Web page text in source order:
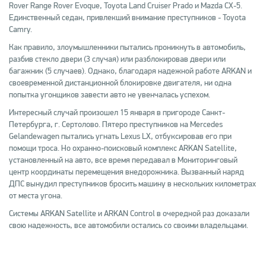
Rover Range Rover Evoque, Toyota Land Cruiser Prado и Mazda CX-5.
Единственный седан, привлекший внимание преступников - Toyota
Camry.
Как правило, злоумышленники пытались проникнуть в автомобиль,
разбив стекло двери (3 случая) или разблокировав двери или
багажник (5 случаев). Однако, благодаря надежной работе ARKAN и
своевременной дистанционной блокировке двигателя, ни одна
попытка угонщиков завести авто не увенчалась успехом.
Интересный случай произошел 15 января в пригороде Санкт-
Петербурга, г. Сертолово. Пятеро преступников на Mercedes
Gelandewagen пытались угнать Lexus LX, отбуксировав его при
помощи троса. Но охранно-поисковый комплекс ARKAN Satellite,
установленный на авто, все время передавал в Мониторинговый
центр координаты перемещения внедорожника. Вызванный наряд
ДПС вынудил преступников бросить машину в нескольких километрах
от места угона.
Системы ARKAN Satellite и ARKAN Control в очередной раз доказали
свою надежность, все автомобили остались со своими владельцами.